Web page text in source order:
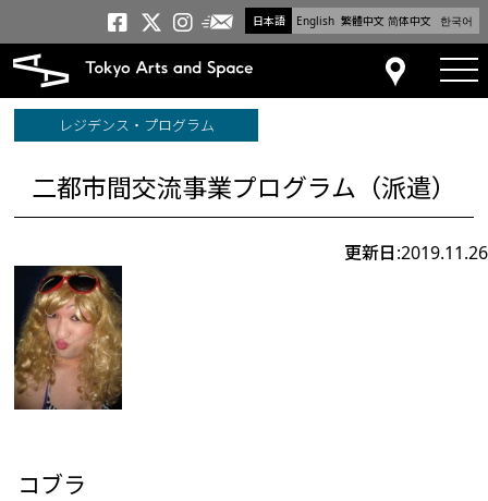
日本語 English 繁體中文 简体中文 한국어
トーキョーアーツアンド
トーキョーアーツアンド
トーキョーアーツア
メールニュース
アクセス
レジデンス・プログラム
二都市間交流事業プログラム（派遣）
更新日:2019.11.26
コブラ